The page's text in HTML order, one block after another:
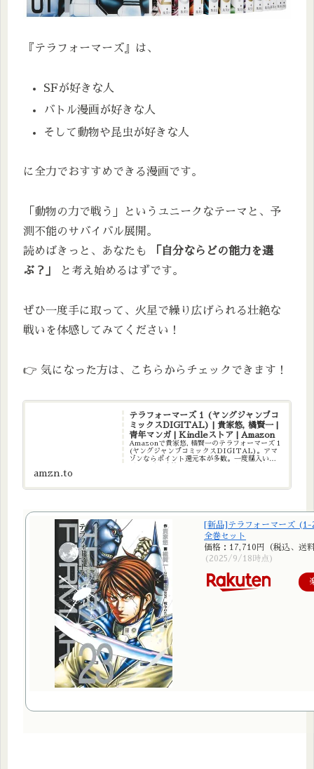
『テラフォーマーズ』は、
SFが好きな人
バトル漫画が好きな人
そして動物や昆虫が好きな人
に全力でおすすめできる漫画です。
「動物の力で戦う」というユニークなテーマと、予
測不能のサバイバル展開。
読めばきっと、あなたも
「自分ならどの能力を選
ぶ？」
と考え始めるはずです。
ぜひ一度手に取って、火星で繰り広げられる壮絶な
戦いを体感してみてください！
👉 気になった方は、こちらからチェックできます！
テラフォーマーズ 1 (ヤングジャンプコ
ミックスDIGITAL) | 貴家悠, 橘賢一 |
青年マンガ | Kindleストア | Amazon
Amazonで貴家悠, 橘賢一のテラフォーマーズ 1
(ヤングジャンプコミックスDIGITAL)。アマ
ゾンならポイント還元本が多数。一度購入いた
amzn.to
[新品]テラフォーマーズ
全巻セット
価格：17,710円（税込、送
(2025/9/18時点)